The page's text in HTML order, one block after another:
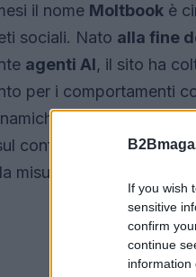
If you wish
sensitive
confirm
continue
information
il nome Moltbook è
sociali. Nato alla fine
agenti AI, il sito ha
per i comportamenti
economiche
confine tra
misura in cui una rete